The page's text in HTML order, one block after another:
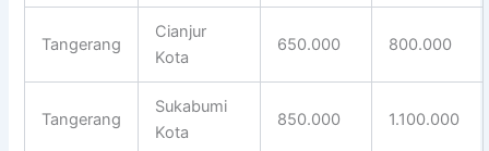
Tangerang
Cianjur
Kota
650.000 800.000
Tangerang
Sukabumi
Kota
850.000 1.100.000